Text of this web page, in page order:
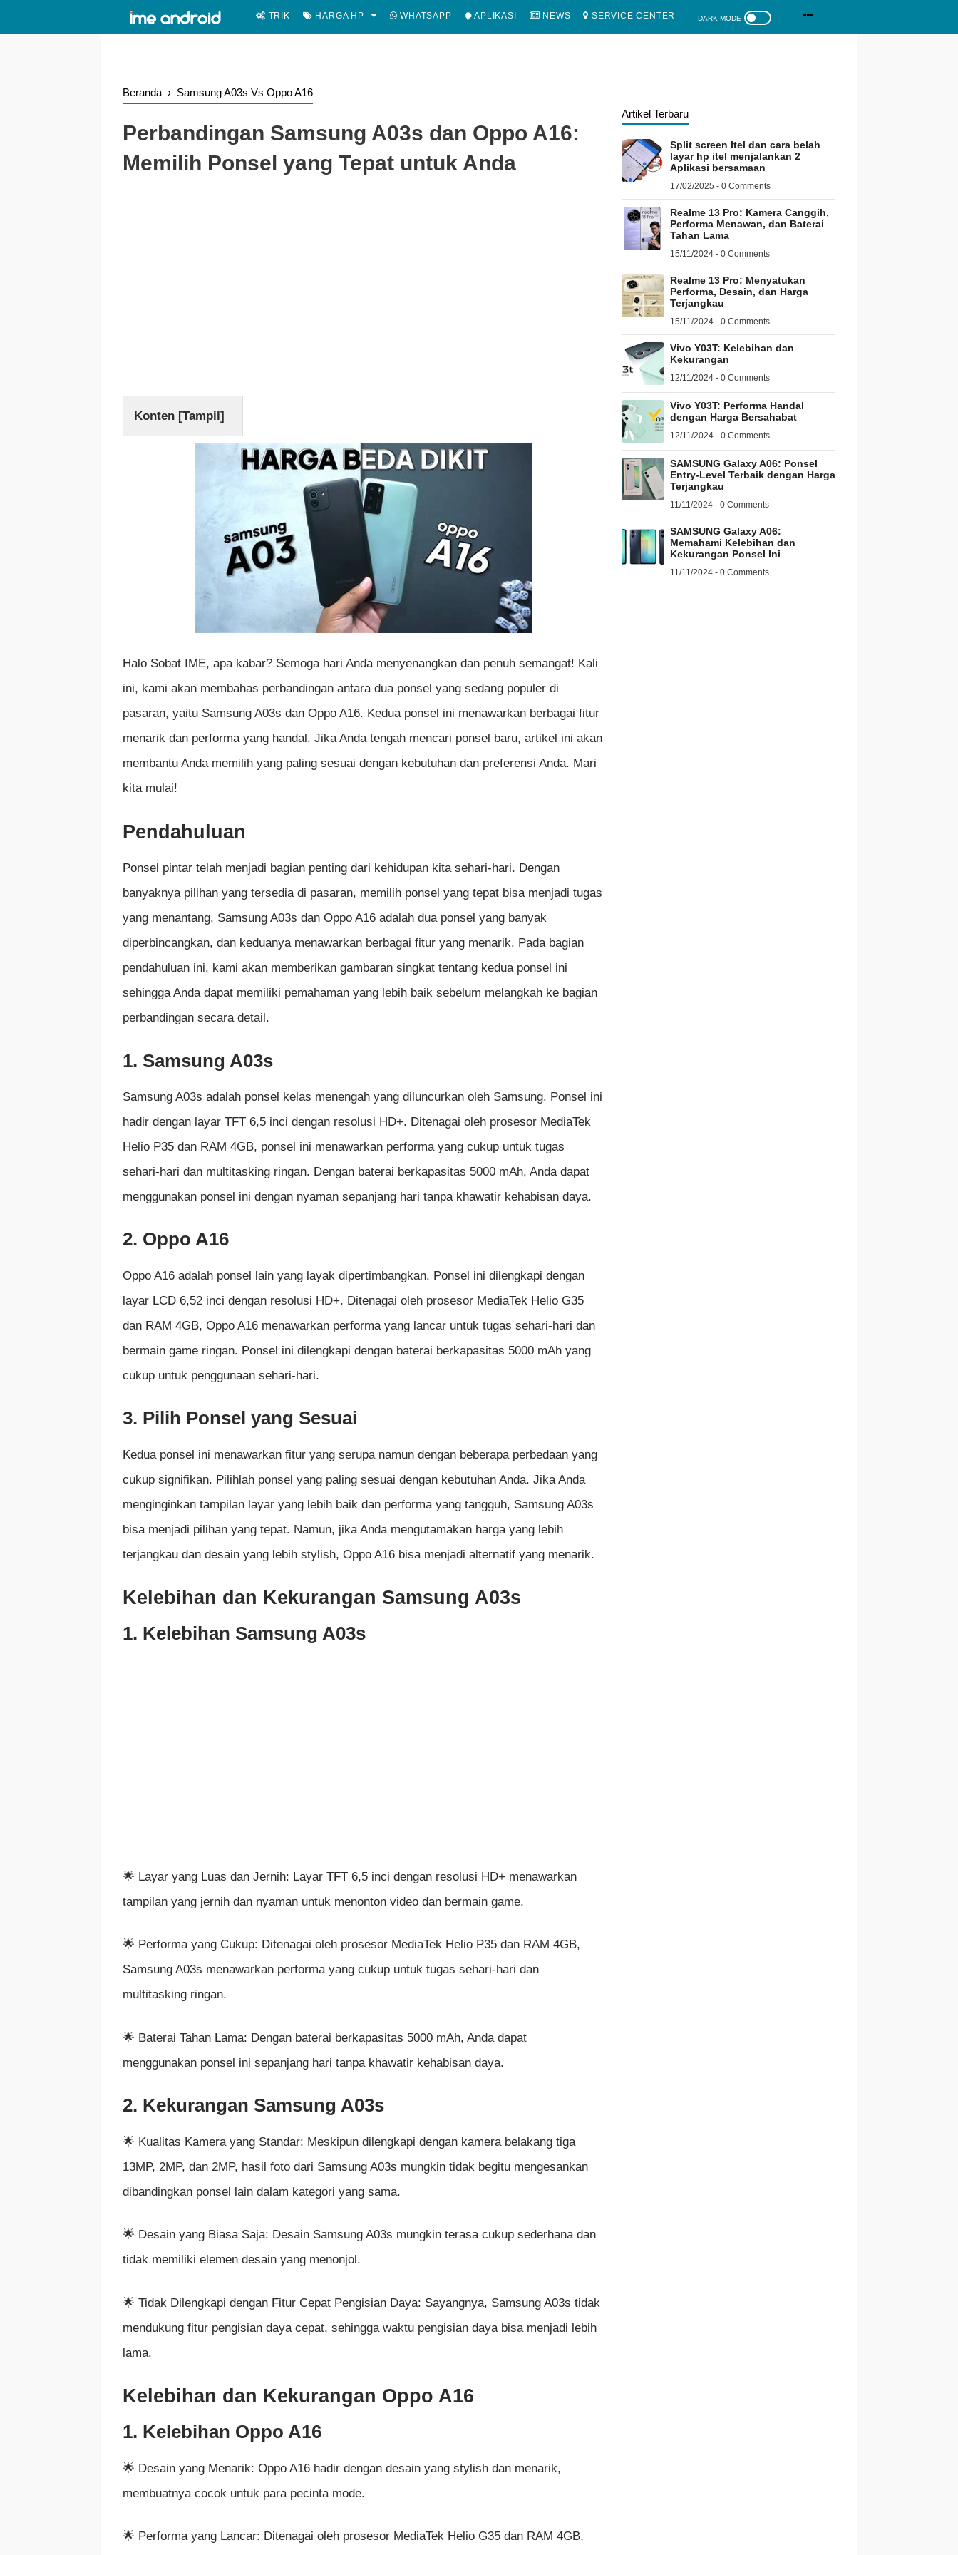
TRIK HARGA HP WHATSAPP APLIKASI NEWS SERVICE CENTER
Beranda › Samsung A03s Vs Oppo A16
Perbandingan Samsung A03s dan Oppo A16:
Memilih Ponsel yang Tepat untuk Anda
Konten [Tampil]
Halo Sobat IME, apa kabar? Semoga hari Anda menyenangkan dan penuh semangat! Kali
ini, kami akan membahas perbandingan antara dua ponsel yang sedang populer di
pasaran, yaitu Samsung A03s dan Oppo A16. Kedua ponsel ini menawarkan berbagai fitur
menarik dan performa yang handal. Jika Anda tengah mencari ponsel baru, artikel ini akan
membantu Anda memilih yang paling sesuai dengan kebutuhan dan preferensi Anda. Mari
kita mulai!
Pendahuluan
Ponsel pintar telah menjadi bagian penting dari kehidupan kita sehari-hari. Dengan
banyaknya pilihan yang tersedia di pasaran, memilih ponsel yang tepat bisa menjadi tugas
yang menantang. Samsung A03s dan Oppo A16 adalah dua ponsel yang banyak
diperbincangkan, dan keduanya menawarkan berbagai fitur yang menarik. Pada bagian
pendahuluan ini, kami akan memberikan gambaran singkat tentang kedua ponsel ini
sehingga Anda dapat memiliki pemahaman yang lebih baik sebelum melangkah ke bagian
perbandingan secara detail.
1. Samsung A03s
Samsung A03s adalah ponsel kelas menengah yang diluncurkan oleh Samsung. Ponsel ini
hadir dengan layar TFT 6,5 inci dengan resolusi HD+. Ditenagai oleh prosesor MediaTek
Helio P35 dan RAM 4GB, ponsel ini menawarkan performa yang cukup untuk tugas
sehari-hari dan multitasking ringan. Dengan baterai berkapasitas 5000 mAh, Anda dapat
menggunakan ponsel ini dengan nyaman sepanjang hari tanpa khawatir kehabisan daya.
2. Oppo A16
Oppo A16 adalah ponsel lain yang layak dipertimbangkan. Ponsel ini dilengkapi dengan
layar LCD 6,52 inci dengan resolusi HD+. Ditenagai oleh prosesor MediaTek Helio G35
dan RAM 4GB, Oppo A16 menawarkan performa yang lancar untuk tugas sehari-hari dan
bermain game ringan. Ponsel ini dilengkapi dengan baterai berkapasitas 5000 mAh yang
cukup untuk penggunaan sehari-hari.
3. Pilih Ponsel yang Sesuai
Kedua ponsel ini menawarkan fitur yang serupa namun dengan beberapa perbedaan yang
cukup signifikan. Pilihlah ponsel yang paling sesuai dengan kebutuhan Anda. Jika Anda
menginginkan tampilan layar yang lebih baik dan performa yang tangguh, Samsung A03s
bisa menjadi pilihan yang tepat. Namun, jika Anda mengutamakan harga yang lebih
terjangkau dan desain yang lebih stylish, Oppo A16 bisa menjadi alternatif yang menarik.
Kelebihan dan Kekurangan Samsung A03s
1. Kelebihan Samsung A03s
🌟 Layar yang Luas dan Jernih: Layar TFT 6,5 inci dengan resolusi HD+ menawarkan
tampilan yang jernih dan nyaman untuk menonton video dan bermain game.
🌟 Performa yang Cukup: Ditenagai oleh prosesor MediaTek Helio P35 dan RAM 4GB,
Samsung A03s menawarkan performa yang cukup untuk tugas sehari-hari dan
multitasking ringan.
🌟 Baterai Tahan Lama: Dengan baterai berkapasitas 5000 mAh, Anda dapat
menggunakan ponsel ini sepanjang hari tanpa khawatir kehabisan daya.
2. Kekurangan Samsung A03s
🌟 Kualitas Kamera yang Standar: Meskipun dilengkapi dengan kamera belakang tiga
13MP, 2MP, dan 2MP, hasil foto dari Samsung A03s mungkin tidak begitu mengesankan
dibandingkan ponsel lain dalam kategori yang sama.
🌟 Desain yang Biasa Saja: Desain Samsung A03s mungkin terasa cukup sederhana dan
tidak memiliki elemen desain yang menonjol.
🌟 Tidak Dilengkapi dengan Fitur Cepat Pengisian Daya: Sayangnya, Samsung A03s tidak
mendukung fitur pengisian daya cepat, sehingga waktu pengisian daya bisa menjadi lebih
lama.
Kelebihan dan Kekurangan Oppo A16
1. Kelebihan Oppo A16
🌟 Desain yang Menarik: Oppo A16 hadir dengan desain yang stylish dan menarik,
membuatnya cocok untuk para pecinta mode.
🌟 Performa yang Lancar: Ditenagai oleh prosesor MediaTek Helio G35 dan RAM 4GB,
Artikel Terbaru
Split screen Itel dan cara belah
layar hp itel menjalankan 2
Aplikasi bersamaan
17/02/2025 - 0 Comments
Realme 13 Pro: Kamera Canggih,
Performa Menawan, dan Baterai
Tahan Lama
15/11/2024 - 0 Comments
Realme 13 Pro: Menyatukan
Performa, Desain, dan Harga
Terjangkau
15/11/2024 - 0 Comments
Vivo Y03T: Kelebihan dan
Kekurangan
12/11/2024 - 0 Comments
Vivo Y03T: Performa Handal
dengan Harga Bersahabat
12/11/2024 - 0 Comments
SAMSUNG Galaxy A06: Ponsel
Entry-Level Terbaik dengan Harga
Terjangkau
11/11/2024 - 0 Comments
SAMSUNG Galaxy A06:
Memahami Kelebihan dan
Kekurangan Ponsel Ini
11/11/2024 - 0 Comments